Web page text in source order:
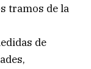
tramos de la
de